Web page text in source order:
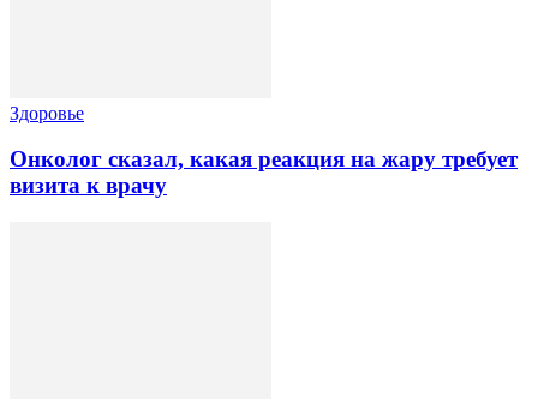
Здоровье
Онколог сказал, какая реакция на жару требует
визита к врачу